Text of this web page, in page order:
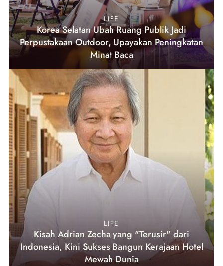
LIFE
Korea Selatan Ubah Ruang Publik Jadi
Perpustakaan Outdoor, Upayakan Peningkatan
Minat Baca
LIFE
Kisah Adrian Zecha yang "Terusir" dari
Indonesia, Kini Sukses Bangun Kerajaan Hotel
Mewah Dunia